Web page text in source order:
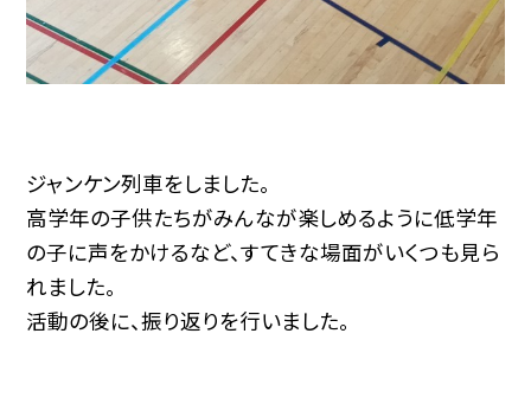
ジャンケン列車をしました。
高学年の子供たちがみんなが楽しめるように低学年
の子に声をかけるなど、すてきな場面がいくつも見ら
れました。
活動の後に、振り返りを行いました。